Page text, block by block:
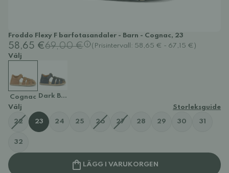
Froddo Flexy F barfotasandaler - Barn - Cognac, 23
58,65 €69,00 €
(Prisintervall: 58,65 € - 67,15 €)
Välj
Cognac
Dark Blue
Välj
Storleksguide
22 23 24 25 26 27 28 29 30 31
32
LÄGG I VARUKORGEN